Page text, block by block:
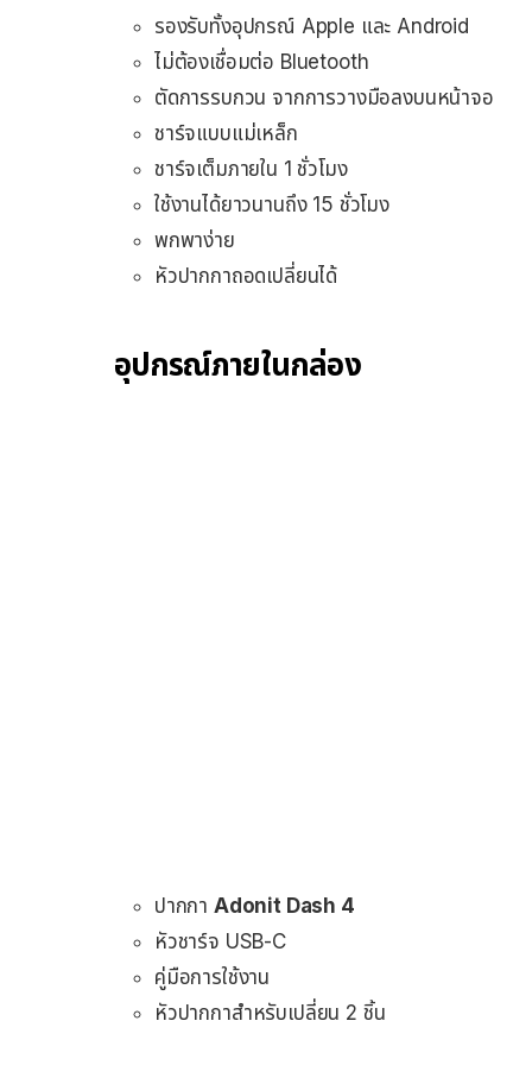
รองรับทั้งอุปกรณ์ Apple และ Android
ไม่ต้องเชื่อมต่อ Bluetooth
ตัดการรบกวน จากการวางมือลงบนหน้าจอ
ชาร์จแบบแม่เหล็ก
ชาร์จเต็มภายใน 1 ชั่วโมง
ใช้งานได้ยาวนานถึง 15 ชั่วโมง
พกพาง่าย
หัวปากกาถอดเปลี่ยนได้
อุปกรณ์ภายในกล่อง
ปากกา Adonit Dash 4
หัวชาร์จ USB-C
คู่มือการใช้งาน
หัวปากกาสำหรับเปลี่ยน 2 ชิ้น